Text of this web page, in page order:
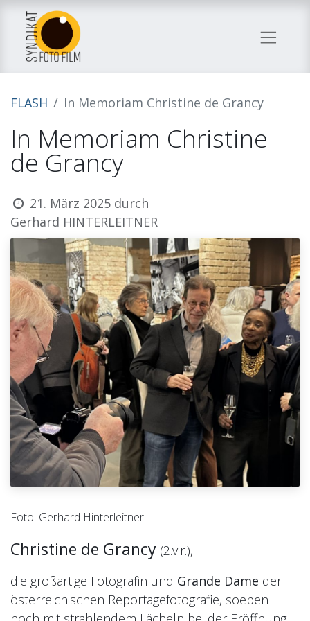
FLASH In Memoriam Christine de Grancy
In Memoriam Christine
de Grancy
21. März 2025 durch
Gerhard HINTERLEITNER
Foto: Gerhard Hinterleitner
Christine de Grancy (2.v.r.),
die großartige Fotografin und Grande Dame der
österreichischen Reportagefotografie, soeben